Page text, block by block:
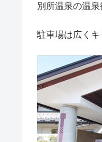
別所温泉の温泉
駐車場は広く